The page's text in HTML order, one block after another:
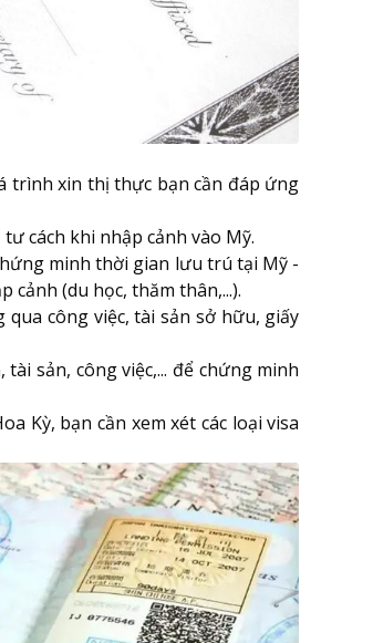
trình xin thị thực bạn cần đáp ứng
cách khi nhập cảnh vào Mỹ.
minh thời gian lưu trú tại Mỹ -
cảnh (du học, thăm thân,...).
công việc, tài sản sở hữu, giấy
sản, công việc,... để chứng minh
Kỳ, bạn cần xem xét các loại visa